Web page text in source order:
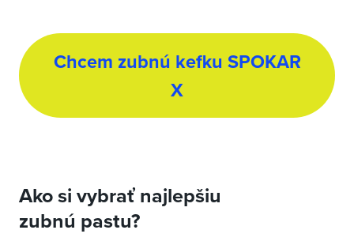
Chcem zubnú kefku SPOKAR
X
Ako si vybrať najlepšiu
zubnú pastu?